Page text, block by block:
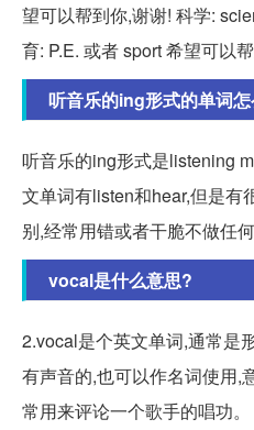
望可以帮到你,谢谢! 科学:
育: P.E. 或者 sport 希望可以帮
听音乐的ing形式的单词
听音乐的ing形式是listening
文单词有listen和hear,但是有
别,经常用错或者干脆不做任
vocal是什么意思?
2.vocal是个英文单词,通常是
有声音的,也可以作名词使用,
常用来评论一个歌手的唱功。